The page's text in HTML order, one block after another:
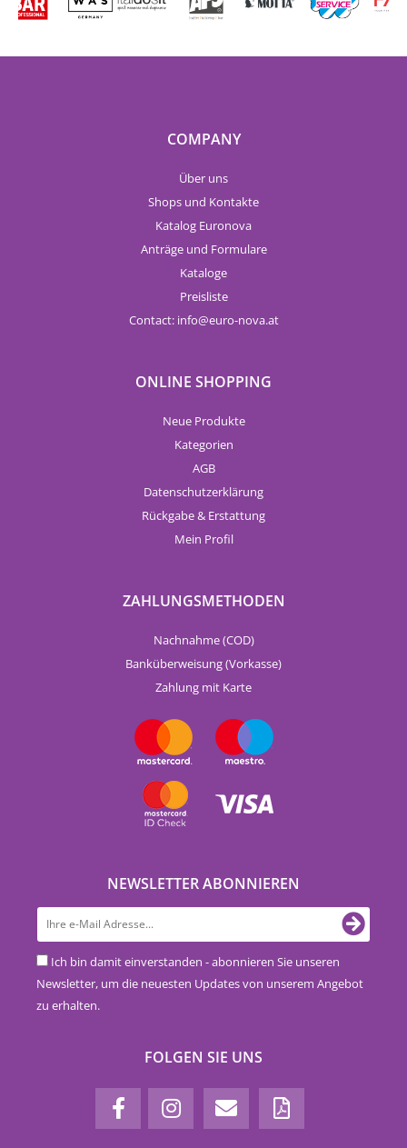
COMPANY
Über uns
Shops und Kontakte
Katalog Euronova
Anträge und Formulare
Kataloge
Preisliste
Contact: info euro-nova.at
ONLINE SHOPPING
Neue Produkte
Kategorien
AGB
Datenschutzerklärung
Rückgabe & Erstattung
Mein Profil
ZAHLUNGSMETHODEN
Nachnahme (COD)
Banküberweisung (Vorkasse)
Zahlung mit Karte
NEWSLETTER ABONNIEREN
Ich bin damit einverstanden - abonnieren Sie unseren
Newsletter, um die neuesten Updates von unserem Angebot
zu erhalten.
FOLGEN SIE UNS